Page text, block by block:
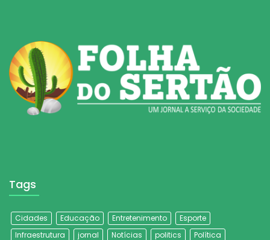
Tags
Cidades Educação Entretenimento
Esporte
Infraestrutura
jornal Notícias politics Política